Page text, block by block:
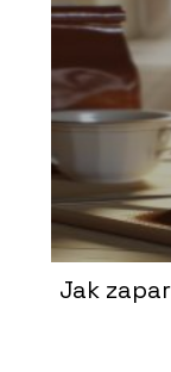
Jak